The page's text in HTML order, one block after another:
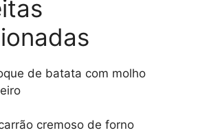
de batata com molho
cremoso de forno